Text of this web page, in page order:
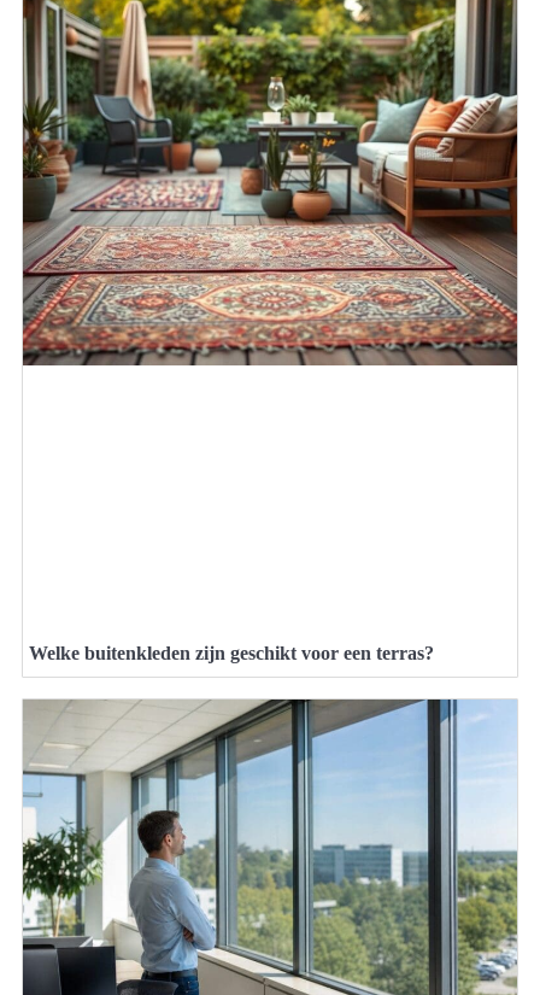
Welke buitenkleden zijn geschikt voor een terras?